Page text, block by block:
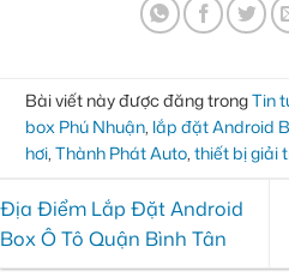
Bài viết này được đăng trongTin
box Phú Nhuận, lắp đặt Android
hơi, Thành Phát Auto, thiết bị giải
Địa Điểm Lắp Đặt Android
Box Ô Tô Quận Bình Tân